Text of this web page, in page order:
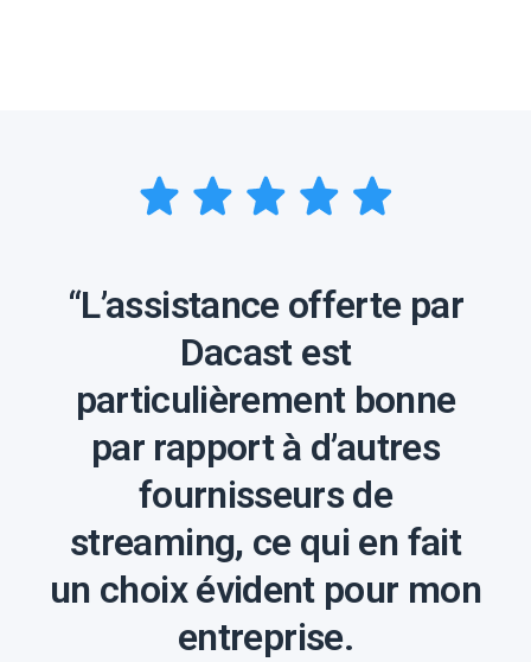
“L’assistance offerte par
Dacast est
particulièrement bonne
par rapport à d’autres
fournisseurs de
streaming, ce qui en fait
un choix évident pour mon
entreprise.